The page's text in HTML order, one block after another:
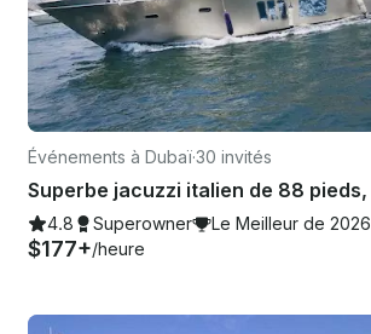
Événements à Dubaï·30 invités
4.8 Superowner Le Meilleur de 2026
$177+/heure